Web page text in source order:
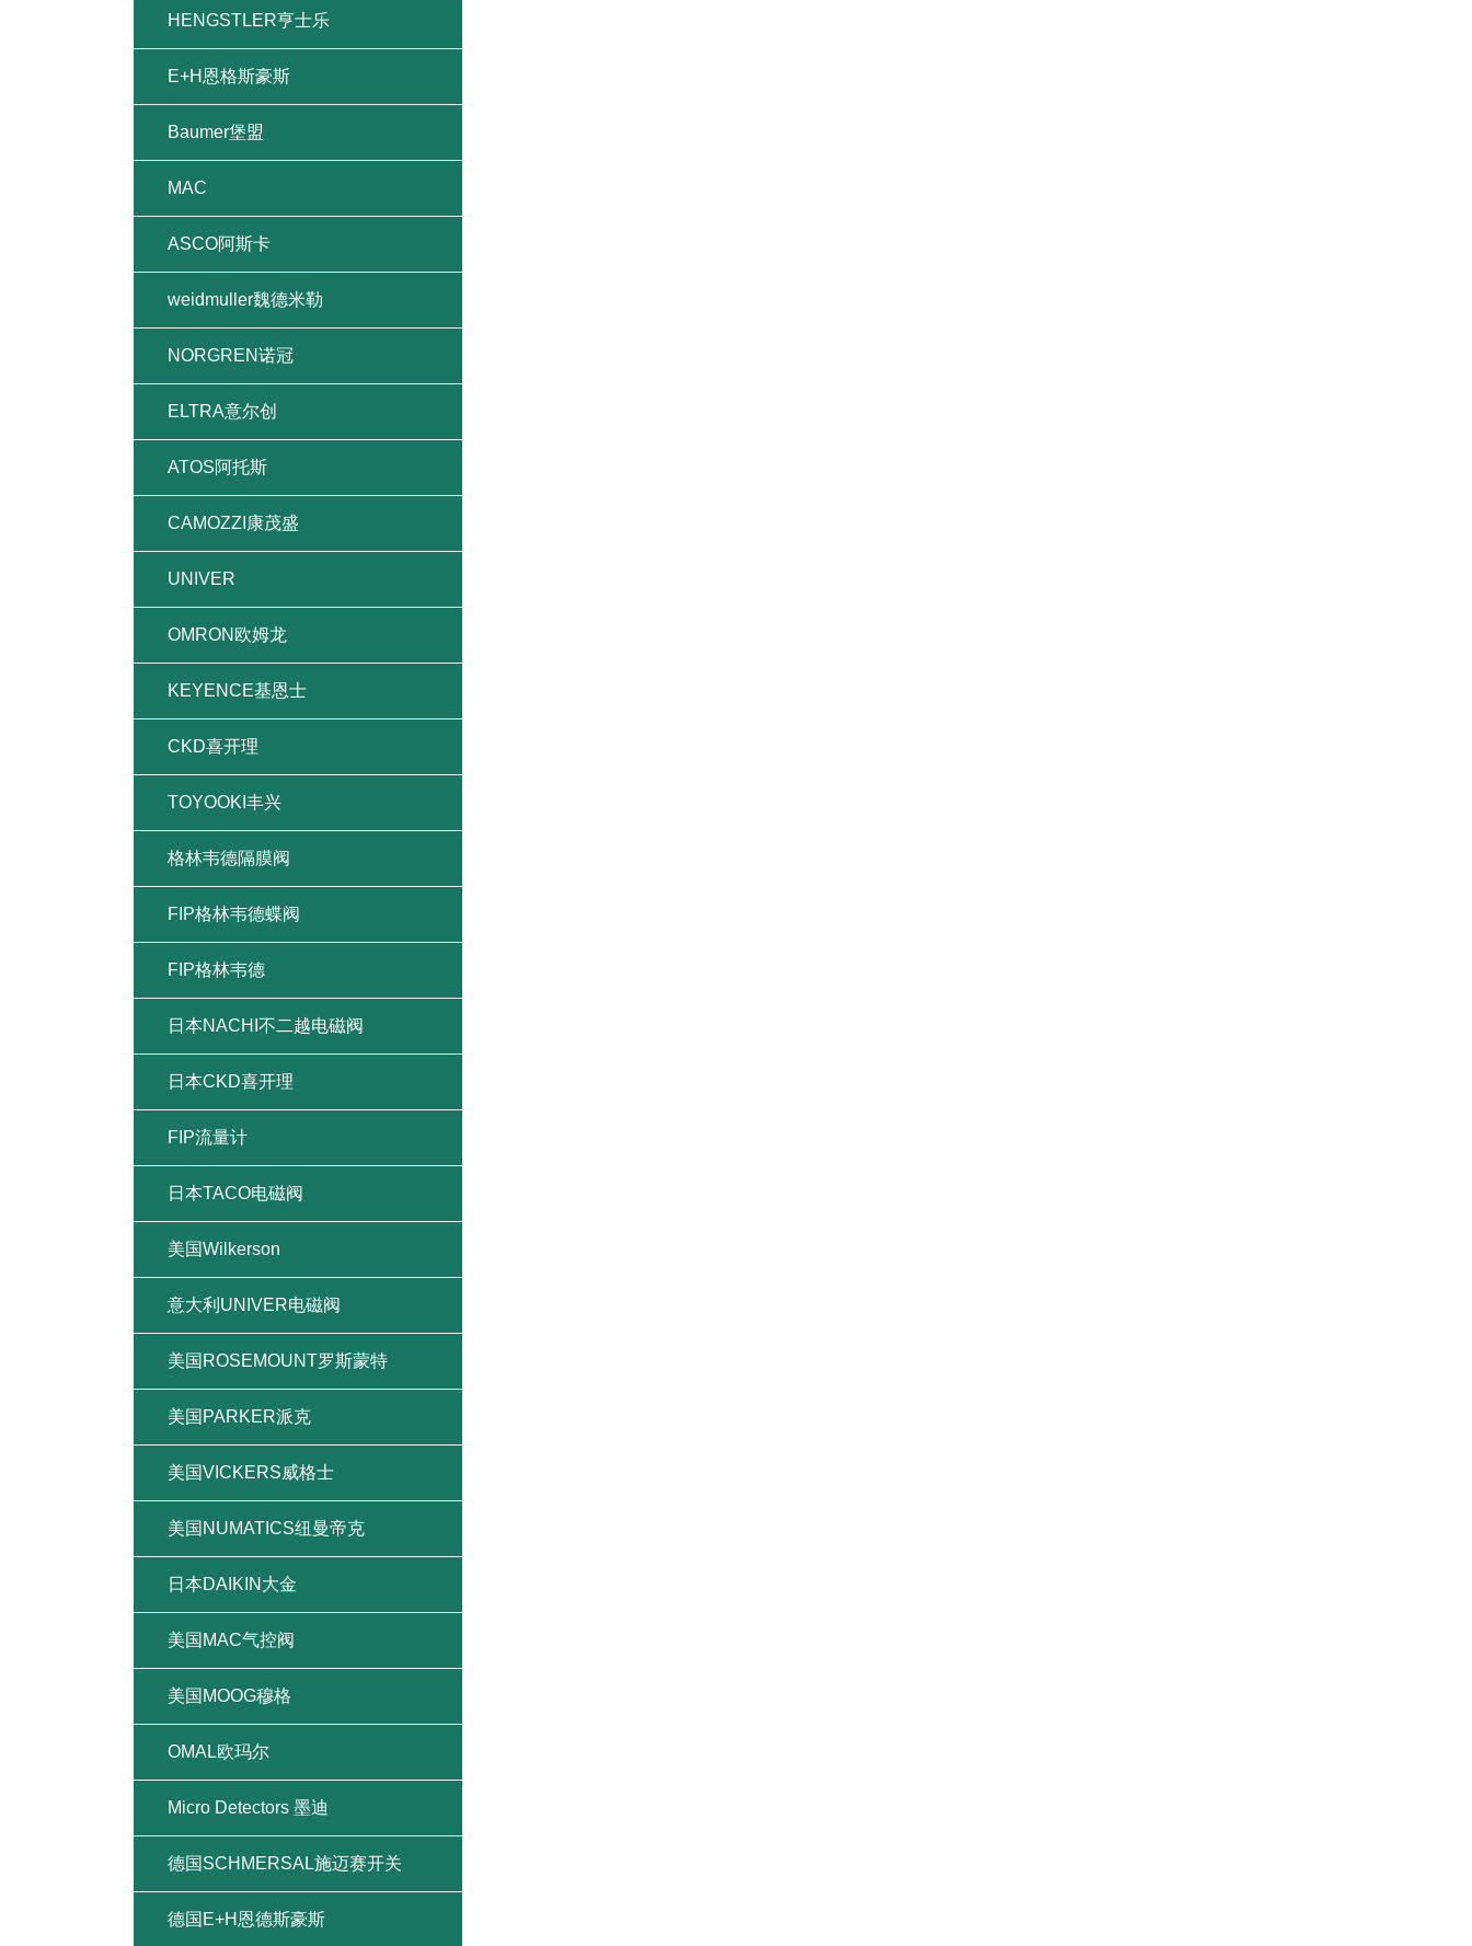
HENGSTLER亨士乐
E+H恩格斯豪斯
Baumer堡盟
MAC
ASCO阿斯卡
weidmuller魏德米勒
NORGREN诺冠
ELTRA意尔创
ATOS阿托斯
CAMOZZI康茂盛
UNIVER
OMRON欧姆龙
KEYENCE基恩士
CKD喜开理
TOYOOKI丰兴
格林韦德隔膜阀
FIP格林韦德蝶阀
FIP格林韦德
日本NACHI不二越电磁阀
日本CKD喜开理
FIP流量计
日本TACO电磁阀
美国Wilkerson
意大利UNIVER电磁阀
美国ROSEMOUNT罗斯蒙特
美国PARKER派克
美国VICKERS威格士
美国NUMATICS纽曼帝克
日本DAIKIN大金
美国MAC气控阀
美国MOOG穆格
OMAL欧玛尔
Micro Detectors 墨迪
德国SCHMERSAL施迈赛开关
德国E+H恩德斯豪斯